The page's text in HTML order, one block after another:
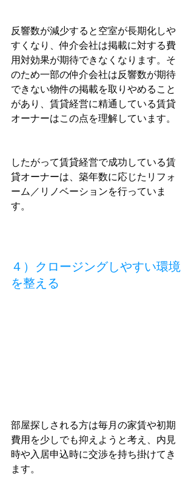
反響数が減少すると空室が長期化しや
すくなり、仲介会社は掲載に対する費
用対効果が期待できなくなります。そ
のため一部の仲介会社は反響数が期待
できない物件の掲載を取りやめること
があり、賃貸経営に精通している賃貸
オーナーはこの点を理解しています。
したがって賃貸経営で成功している賃
貸オーナーは、築年数に応じたリフォ
ーム／リノベーションを行っていま
す。
４）クロージングしやすい環境
を整える
部屋探しされる方は毎月の家賃や初期
費用を少しでも抑えようと考え、内見
時や入居申込時に交渉を持ち掛けてき
ます。